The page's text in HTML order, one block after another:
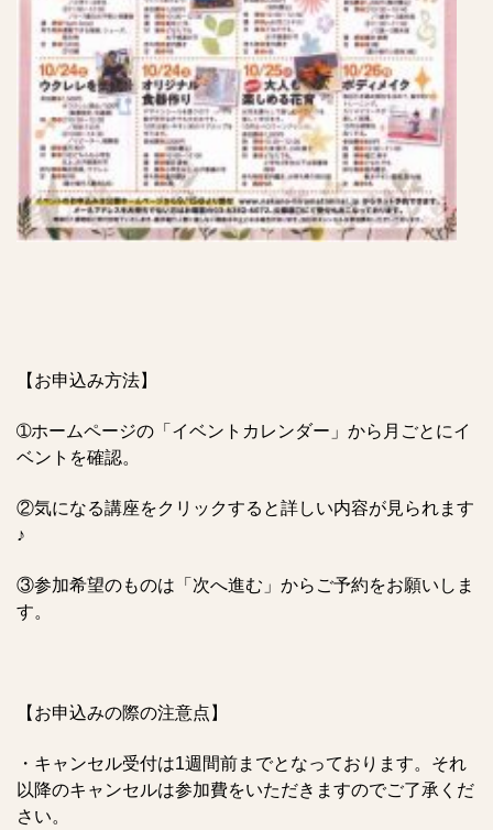
【お申込み方法】
➀ホームページの「イベントカレンダー」から月ごとにイ
ベントを確認。
②気になる講座をクリックすると詳しい内容が見られます
♪
③参加希望のものは「次へ進む」からご予約をお願いしま
す。
【お申込みの際の注意点】
・キャンセル受付は1週間前までとなっております。それ
以降のキャンセルは参加費をいただきますのでご了承くだ
さい。